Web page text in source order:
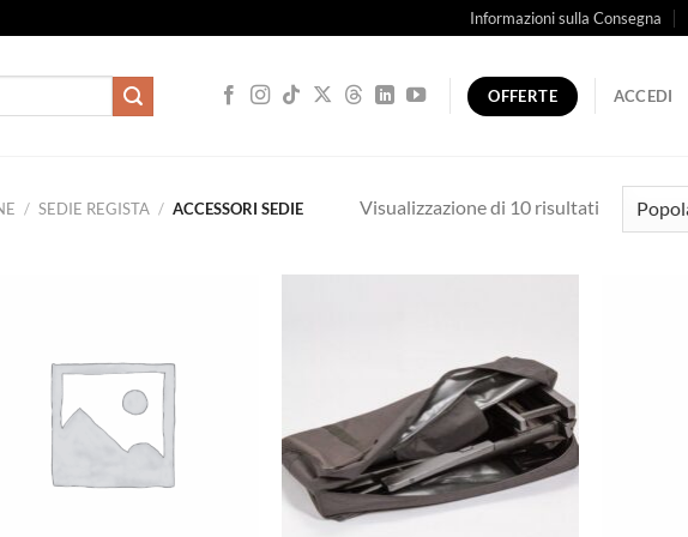
Informazioni sulla Consegna
OFFERTE ACCEDI
/ SEDIE REGISTA / ACCESSORI SEDIE Visualizzazione di 10 risultatiPopolarità